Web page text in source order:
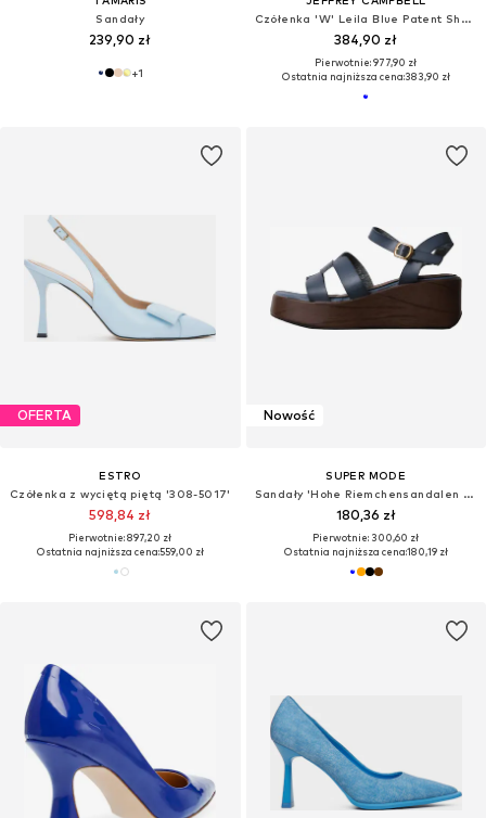
Sandały
239,90 zł
+1
Czółenka 'W' Leila Blue Patent Shoes'
384,90 zł
Pierwotnie: 977,90 zł
Ostatnia najniższa cena:383,90 zł
OFERTA
ESTRO
Czółenka z wyciętą piętą '308-5017'
598,84 zł
Pierwotnie: 897,20 zł
Ostatnia najniższa cena:559,00 zł
Nowość
SUPER MODE
Sandały 'Hohe Riemchensandalen von R and BE'
180,36 zł
Pierwotnie: 300,60 zł
Ostatnia najniższa cena:180,19 zł